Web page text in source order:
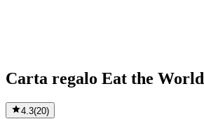
Carta regalo Eat the World
4.3(20)